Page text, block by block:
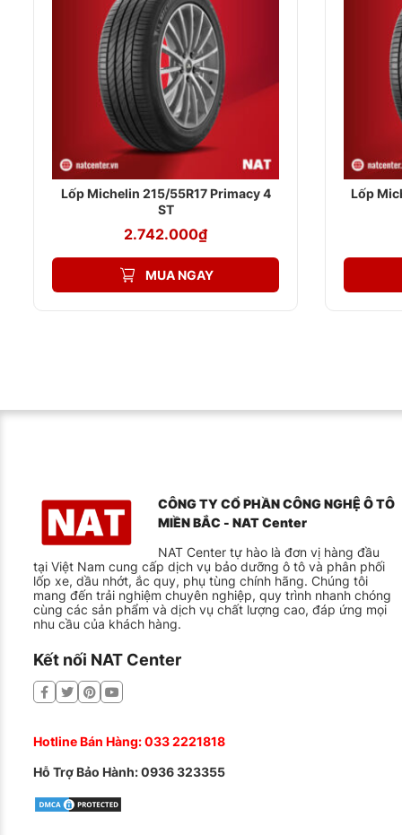
Đối tượng sử dụng phù hợp
Xe nào nên dùng lốp Goodyear 215/45R17?
Dòng lốp này là sự lựa chọn lý tưởng cho các dòng xe
Honda Civic (2016-nay)
Mazda3 Sport
Toyota Corolla Altis (bản cao cấp)
Hyundai Elantra Sport
Bất kể bạn là tài xế dày dạn kinh nghiệm hay người lái
Tham Khảo Thêm: Lốp Goodyear 195/50R16 Để Tối Ưu
Thường xuyên lái xe vào mùa mưa
Dịch vụ thay lốp chuyên nghiệp tại
Khi anh Hoàng (Đà Nẵng) tìm đến NAT Center, anh đã
hẳn, không còn rung lắc như trước. Thì ra việc thay lốp
Quy trình thay lốp chuẩn 5 bước
Quy trình lắp đặt lốp Goodyear 215/45R17 TripleMax 2
Lắp lốp mới: Đảm bảo đúng chiều, đúng vị trí
Cân bằng động (giúp phân bố trọng lượng đều
Kiểm tra sau lắp: Đo áp suất, kiểm tra độ đồng tâm và
Cam kết chất lượng rõ ràng
Lốp Michelin 215/55R17 Primacy 4
ST
2.742.000₫
MUA NGAY
Lốp
CÔNG TY CỔ PHẦN CÔNG NGHỆ Ô TÔ
MIỀN BẮC - NAT Center
NAT Center tự hào là đơn vị hàng đầu
tại Việt Nam cung cấp dịch vụ bảo dưỡng ô tô và phân phối
lốp xe, dầu nhớt, ắc quy, phụ tùng chính hãng. Chúng tôi
mang đến trải nghiệm chuyên nghiệp, quy trình nhanh chóng
cùng các sản phẩm và dịch vụ chất lượng cao, đáp ứng mọi
nhu cầu của khách hàng.
Kết nối NAT Center
Hotline Bán Hàng:033 2221818
Hỗ Trợ Bảo Hành:0936 323355